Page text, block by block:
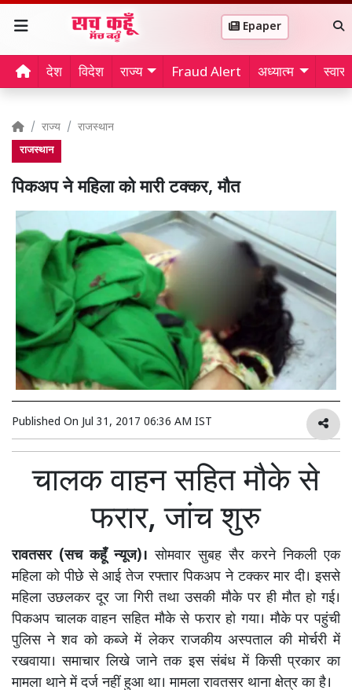
Epaper
देश विदेश राज्य Fraud Alert अध्यात्म
राज्य राजस्थान
राजस्थान
पिकअप ने महिला को मारी टक्कर, मौत
Published On Jul 31, 2017 06:36 AM IST
चालक वाहन सहित मौके से
फरार, जांच शुरु
रावतसर (सच कहूँ न्यूज)। सोमवार सुबह सैर करने निकली एक
महिला को पीछे से आई तेज रफ्तार पिकअप ने टक्कर मार दी। इससे
महिला उछलकर दूर जा गिरी तथा उसकी मौके पर ही मौत हो गई।
पिकअप चालक वाहन सहित मौके से फरार हो गया। मौके पर पहुंची
पुलिस ने शव को कब्जे में लेकर राजकीय अस्पताल की मोर्चरी में
रखवाया। समाचार लिखे जाने तक इस संबंध में किसी प्रकार का
मामला थाने में दर्ज नहीं हुआ था। मामला रावतसर थाना क्षेत्र का है।